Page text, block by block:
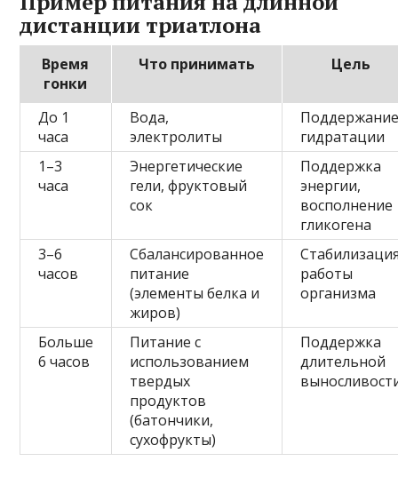
дистанции триатлона
Время
гонки
Что принимать Цель
До 1
часа
Вода,
электролиты
гидратации
1–3
часа
Энергетические
гели, фруктовый
сок
Поддержка
энергии,
восполнение
гликогена
3–6
часов
Сбалансированное
питание
(элементы белка и
жиров)
работы
организма
Больше
6 часов
Питание с
использованием
твердых
продуктов
(батончики,
сухофрукты)
Поддержка
длительной